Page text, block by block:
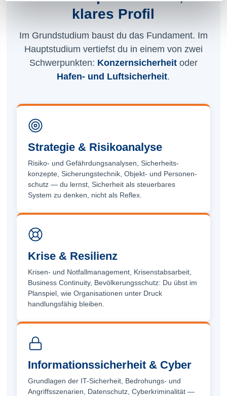
klares Profil
Im Grundstudium baust du das Fundament. Im
Hauptstudium vertiefst du in einem von zwei
Schwerpunkten: Konzernsicherheitoder
Hafen- und Luftsicherheit.
Strategie & Risikoanalyse
Risiko- und Gefährdungs­analysen, Sicherheits­
konzepte, Sicherungs­technik, Objekt- und Personen­
schutz — du lernst, Sicherheit als steuerbares
System zu denken, nicht als Reflex.
Krise & Resilienz
Krisen- und Notfall­management, Krisenstabs­arbeit,
Business Continuity, Bevölkerungs­schutz: Du übst im
Planspiel, wie Organisationen unter Druck
handlungsfähig bleiben.
Informations­sicherheit & Cyber
Grundlagen der IT-Sicherheit, Bedrohungs- und
Angriffs­szenarien, Datenschutz, Cyber­kriminalität —